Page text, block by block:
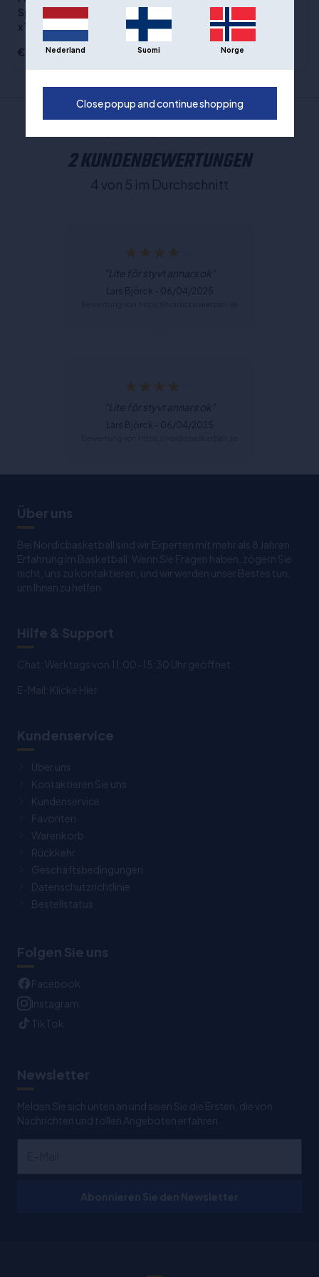
Sportband, weiß - 2,5cm
x 10m
€9,00
:XS / 164 cm, S, M, L, XL
2 KUNDENBEWERTUNGEN
4 von 5 im Durchschnitt
"Lite för styvt annars ok"
Lars Björck - 06/04/2025
"Lite för styvt annars ok"
Lars Björck - 06/04/2025
Über uns
Bei Nordicbasketball sind wir Experten mit mehr als 8 Jahren
Erfahrung im Basketball. Wenn Sie Fragen haben, zögern Sie
nicht, uns zu kontaktieren, und wir werden unser Bestes tun,
um Ihnen zu helfen
Hilfe & Support
Chat: Werktags von 11:00-15:30 Uhr geöffnet.
E-Mail: Klicke Hier
Kundenservice
Über uns
Kontaktieren Sie uns
Kundenservice
Favoriten
Warenkorb
Rückkehr
Geschäftsbedingungen
Datenschutzrichtlinie
Bestellstatus
Folgen Sie uns
Facebook
Instagram
TikTok
Newsletter
Melden Sie sich unten an und seien Sie die Ersten, die von
Nachrichten und tollen Angeboten erfahren
Nederland Suomi Norge
Close popup and continue shopping